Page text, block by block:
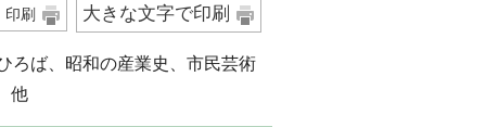
印刷 大きな文字で印刷
ろば、昭和の産業史、市民芸術
他